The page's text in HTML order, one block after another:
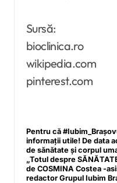
Sursă:
bioclinica.ro
wikipedia.com
pinterest.com
Pentru că
informații utile! De data
de sănătate şi corpul
„Totul despre
de COSMINA Costea -
redactor Grupul Iubim